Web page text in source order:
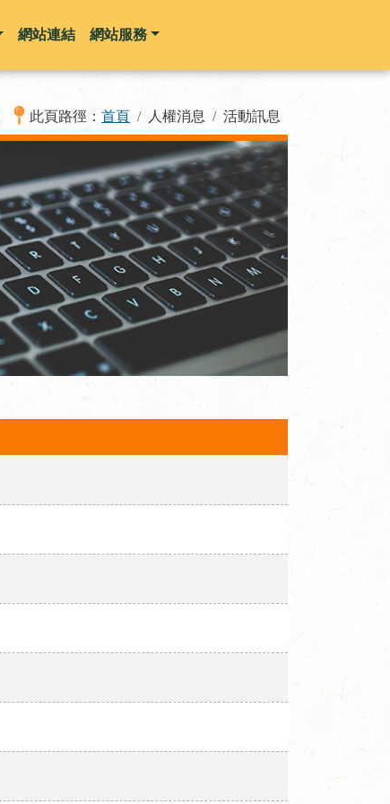
網站連結 網站服務
此頁路徑： 首頁 人權消息 活動訊息